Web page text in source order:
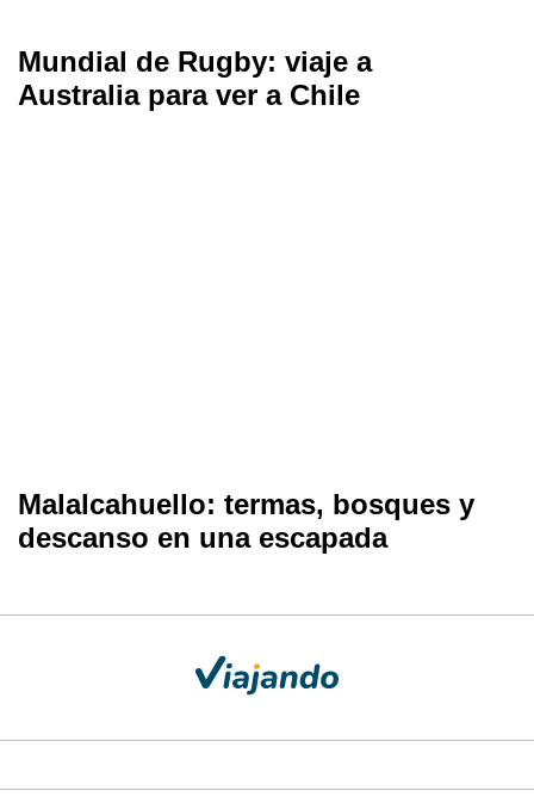
Mundial de Rugby: viaje a
Australia para ver a Chile
Malalcahuello: termas, bosques y
descanso en una escapada